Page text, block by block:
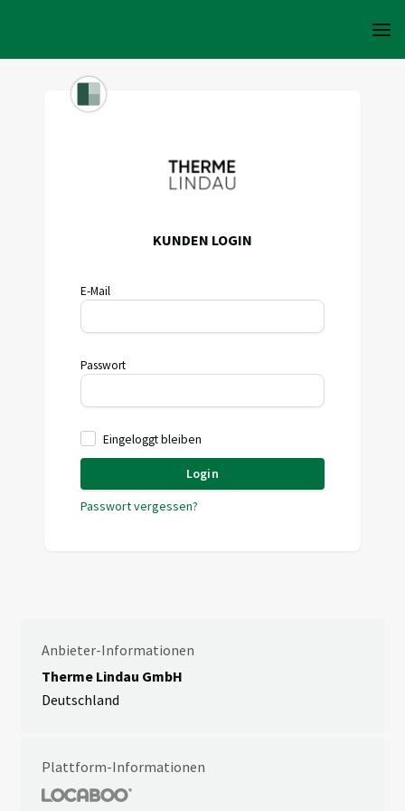
KUNDEN LOGIN
E-Mail
Passwort
Eingeloggt bleiben
Login
Passwort vergessen?
Anbieter-Informationen
Therme Lindau GmbH
Deutschland
Plattform-Informationen